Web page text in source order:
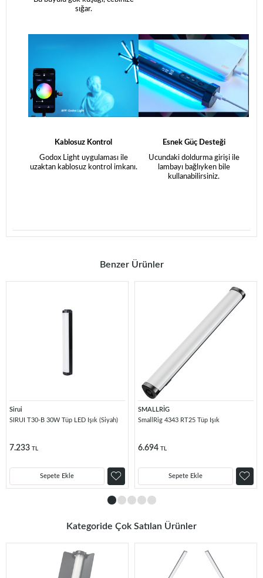
sığar.
Kablosuz Kontrol
Godox Light uygulaması ile
uzaktan kablosuz kontrol imkanı.
Esnek Güç Desteği
Ucundaki doldurma girişi ile
lambayı bağlıyken bile
kullanabilirsiniz.
Benzer Ürünler
Sirui
SIRUI T30-B 30W Tüp LED Işık (Siyah)
7.233 TL
Sepete Ekle
SMALLRİG
SmallRig 4343 RT25 Tüp Işık
6.694 TL
Sepete Ekle
Kategoride Çok Satılan Ürünler